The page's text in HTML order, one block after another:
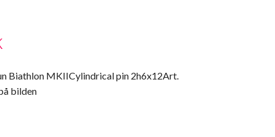
Biathlon MKIICylindrical pin 2h6x12Art.
bilden